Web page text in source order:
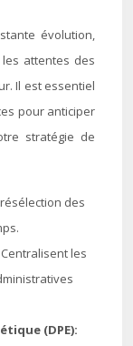
évolution,
attentes des
Il est essentiel
pour anticiper
stratégie de
des
Centralisent les
(DPE):